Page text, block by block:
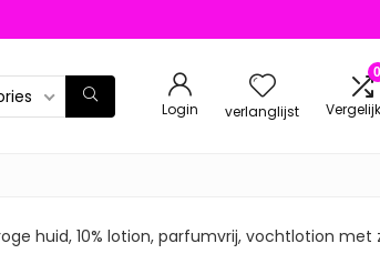
Login verlanglijst
0
huid, 10% lotion, parfumvrij, vochtlotion